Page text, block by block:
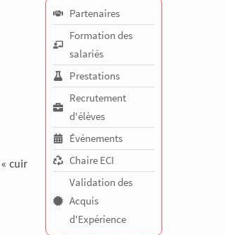
cuir
Partenaires
Formation des
salariés
Prestations
Recrutement
d'élèves
Événements
Chaire ECI
Validation des
Acquis
d'Expérience